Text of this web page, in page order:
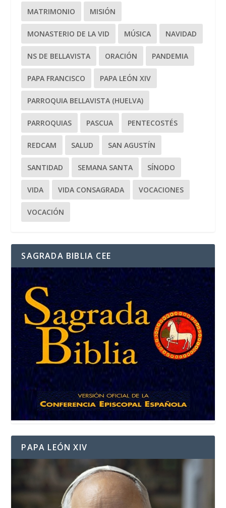
MATRIMONIO MISIÓN
MONASTERIO DE LA VID MÚSICA NAVIDAD
NS DE BELLAVISTA ORACIÓN PANDEMIA
PAPA FRANCISCO PAPA LEÓN XIV
PARROQUIA BELLAVISTA (HUELVA)
PARROQUIAS PASCUA PENTECOSTÉS
REDCAM SALUD SAN AGUSTÍN
SANTIDAD SEMANA SANTA SÍNODO
VIDA VIDA CONSAGRADA VOCACIONES
VOCACIÓN
SAGRADA BIBLIA CEE
PAPA LEÓN XIV